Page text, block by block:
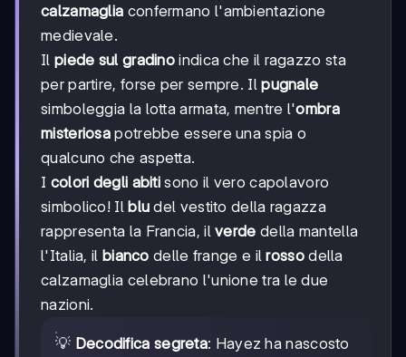
calzamaglia confermano l'ambientazione
medievale.
Il piede sul gradino indica che il ragazzo sta
per partire, forse per sempre. Ilpugnale
simboleggia la lotta armata, mentre l'ombra
misteriosa potrebbe essere una spia o
qualcuno che aspetta.
I colori degli abiti sono il vero capolavoro
simbolico! Ilblu del vestito della ragazza
rappresenta la Francia, ilverde della mantella
l'Italia, il bianco delle frange e ilrossodella
calzamaglia celebrano l'unione tra le due
nazioni.
💡 Decodifica segreta: Hayez ha nascosto